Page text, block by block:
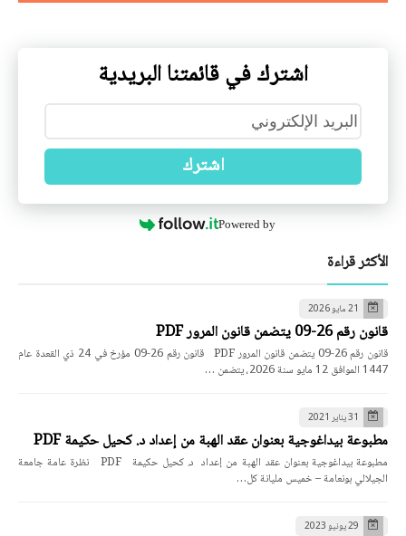
اشترك في قائمتنا البريدية
اشترك
Powered by
الأكثر قراءة
21 مايو 2026
قانون رقم 26-09 يتضمن قانون المرور PDF
قانون رقم 26-09 يتضمن قانون المرور PDF قانون رقم 26-09 مؤرخ في 24 ذي القعدة عام
1447 الموافق 12 مايو سنة 2026، يتضمن …
31 يناير 2021
مطبوعة بيداغوجية بعنوان عقد الهبة من إعداد د. كحيل حكيمة PDF
مطبوعة بيداغوجية بعنوان عقد الهبة من إعداد د. كحيل حكيمة PDF نظرة عامة جامعة
الجيلالي بونعامة – خميس مليانة كل…
29 يونيو 2023